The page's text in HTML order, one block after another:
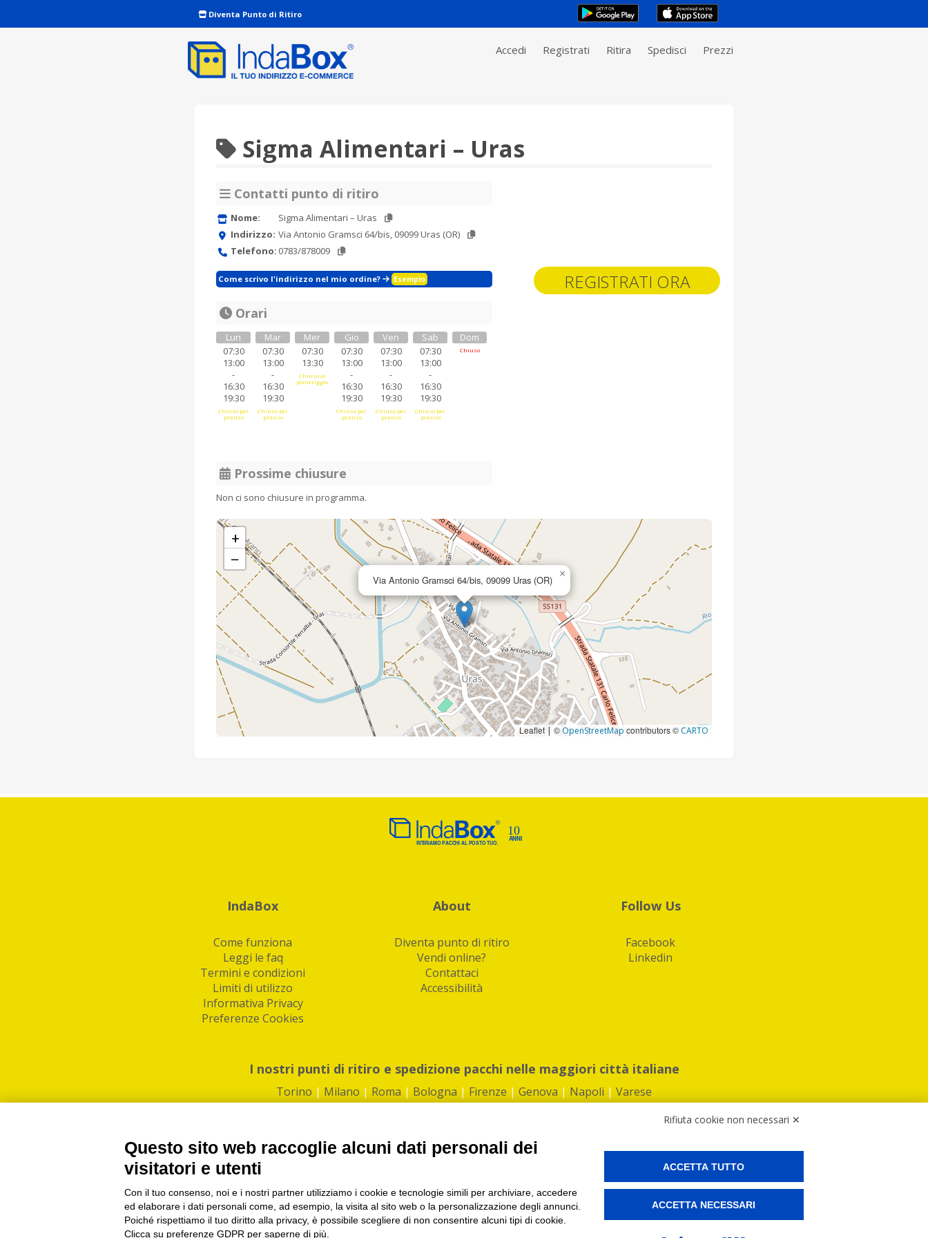
Diventa Punto di Ritiro
Accedi Registrati Ritira Spedisci Prezzi
REGISTRATI ORA
Sigma Alimentari – Uras
Contatti punto di ritiro
Nome:
Sigma Alimentari – Uras
Indirizzo: Via Antonio Gramsci 64/bis, 09099 Uras (OR)
Telefono: 0783/878009
Come scrivo l'indirizzo nel mio ordine? Esempio
Orari
Lun
07:30
13:00
-
16:30
19:30
Chiuso per
pranzo
Mar
07:30
13:00
-
16:30
19:30
Chiuso per
pranzo
Mer
07:30
13:30
Chiuso al
pomeriggio
Gio
07:30
13:00
-
16:30
19:30
Chiuso per
pranzo
Ven
07:30
13:00
-
16:30
19:30
Chiuso per
pranzo
Sab
07:30
13:00
-
16:30
19:30
Chiuso per
pranzo
Dom
Chiuso
Prossime chiusure
Non ci sono chiusure in programma.
Via Antonio Gramsci 64/bis, 09099 Uras (OR) ×
+
−
Leaflet | © OpenStreetMap contributors © CARTO
IndaBox
Come funziona
Leggi le faq
Termini e condizioni
Limiti di utilizzo
Informativa Privacy
Preferenze Cookies
About
Diventa punto di ritiro
Vendi online?
Contattaci
Accessibilità
Follow Us
Facebook
Linkedin
I nostri punti di ritiro e spedizione pacchi nelle maggiori città italiane
Torino | Milano | Roma | Bologna | Firenze | Genova | Napoli | Varese
PI/CF/N°Iscr.: 10821360012 | REA: RM 1494760 | Cap.Soc.: 50.000€ |Whistleblowing|Privacy|Preferenze Cookies
IndaBox | Oltre 11.500 punti di ritiro tra Bar, Tabaccai, Edicole e Kipoint per ritirare i tuoi acquisti online e spedire i tuoi pacchi.
Rifiuta cookie non necessari ✕
Questo sito web raccoglie alcuni dati personali dei
visitatori e utenti
Con il tuo consenso, noi e i nostri partner utilizziamo i cookie e tecnologie simili per archiviare, accedere
ed elaborare i dati personali come, ad esempio, la visita al sito web o la personalizzazione degli annunci.
Poiché rispettiamo il tuo diritto alla privacy, è possibile scegliere di non consentire alcuni tipi di cookie.
Clicca su preferenze GDPR per saperne di più.
ACCETTA TUTTO
ACCETTA NECESSARI